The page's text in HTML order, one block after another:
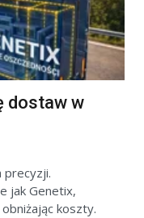
dostaw w
precyzji.
jak Genetix,
koszty.